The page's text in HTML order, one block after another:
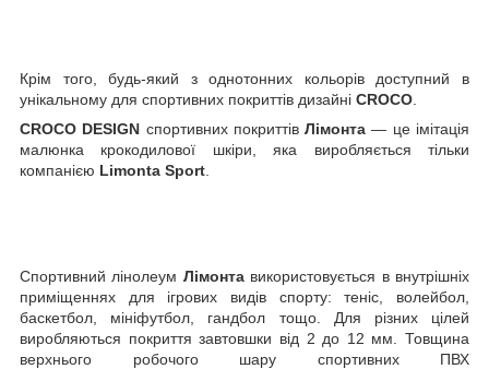
Крім того, будь-який з однотонних кольорів доступний в
унікальному для спортивних покриттів дизайні CROCO
CROCO DESIGN спортивних покриттівЛімонта — це імітація
малюнка крокодилової шкіри, яка виробляється тільки
компанією Limonta Sport
Спортивний лінолеум Лімонта використовується в внутрішніх
приміщеннях для ігрових видів спорту: теніс, волейбол,
баскетбол, мініфутбол, гандбол тощо. Для різних цілей
виробляються покриття завтовшки від 2 до 12 мм. Товщина
верхнього робочого шару спортивних ПВХ